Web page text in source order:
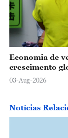
Economia de
crescimento
03-Aug-2026
Notícias